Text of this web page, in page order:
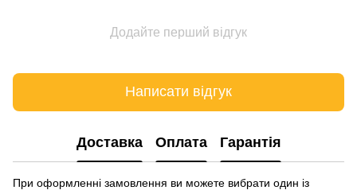
Додайте перший відгук
Написати відгук
Доставка Оплата Гарантія
При оформленні замовлення ви можете вибрати один із